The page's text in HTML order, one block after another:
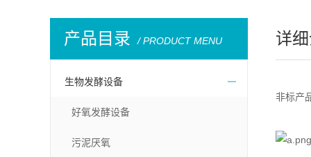
产品目录 / PRODUCT MENU
生物发酵设备
好氧发酵设备
污泥厌氧
详
非标产